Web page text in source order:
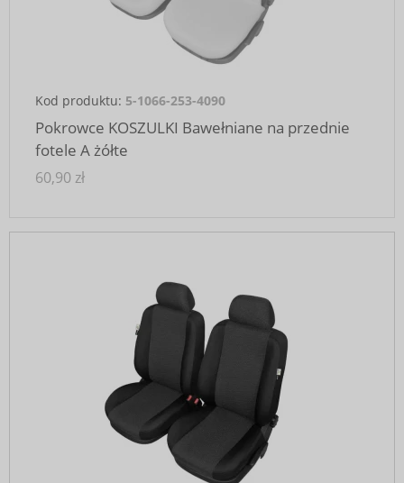
Kod produktu: 5-1066-253-4090
Pokrowce KOSZULKI Bawełniane na przednie
fotele A żółte
60,90 zł